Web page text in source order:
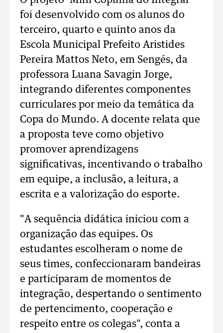
foi desenvolvido com os alunos do
terceiro, quarto e quinto anos da
Escola Municipal Prefeito Aristides
Pereira Mattos Neto, em Sengés, da
professora Luana Savagin Jorge,
integrando diferentes componentes
curriculares por meio da temática da
Copa do Mundo. A docente relata que
a proposta teve como objetivo
promover aprendizagens
significativas, incentivando o trabalho
em equipe, a inclusão, a leitura, a
escrita e a valorização do esporte.
"A sequência didática iniciou com a
organização das equipes. Os
estudantes escolheram o nome de
seus times, confeccionaram bandeiras
e participaram de momentos de
integração, despertando o sentimento
de pertencimento, cooperação e
respeito entre os colegas", conta a